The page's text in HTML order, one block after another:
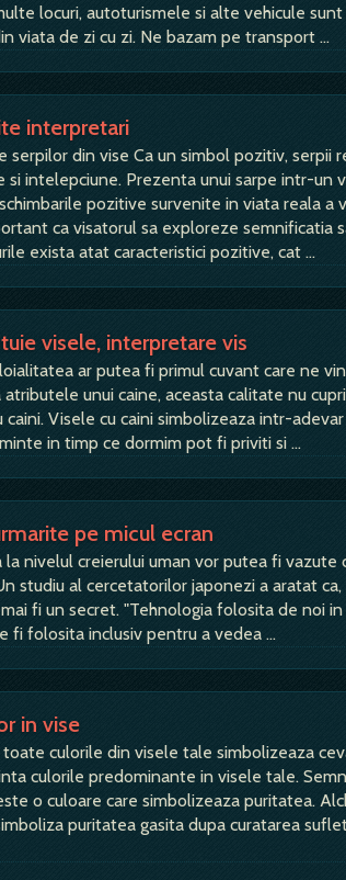
locuri, autoturismele si alte vehicule
viata de zi cu zi. Ne bazam pe transport …
interpretari
serpilor din vise Ca un simbol pozitiv, serpii
si intelepciune. Prezenta unui sarpe intr-un
pozitive survenite in viata reala a
ca visatorul sa exploreze semnificatia
exista atat caracteristici pozitive, cat …
visele, interpretare vis
ar putea fi primul cuvant care ne
unui caine, aceasta calitate nu
caini. Visele cu caini simbolizeaza intr-
in timp ce dormim pot fi priviti si …
pe micul ecran
la nivelul creierului uman vor putea fi vazute
studiu al cercetatorilor japonezi a aratat ca,
fi un secret. "Tehnologia folosita de noi in
fi folosita inclusiv pentru a vedea …
in vise
culorile din visele tale simbolizeaza
culorile predominante in visele tale.
o culoare care simbolizeaza puritatea.
puritatea gasita dupa curatarea